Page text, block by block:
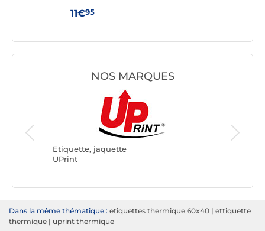
11€95
NOS MARQUES
Etiquette, jaquette
UPrint
Brother
Dans la même thématique : etiquettes thermique 60x40 | ettiquette
thermique | uprint thermique